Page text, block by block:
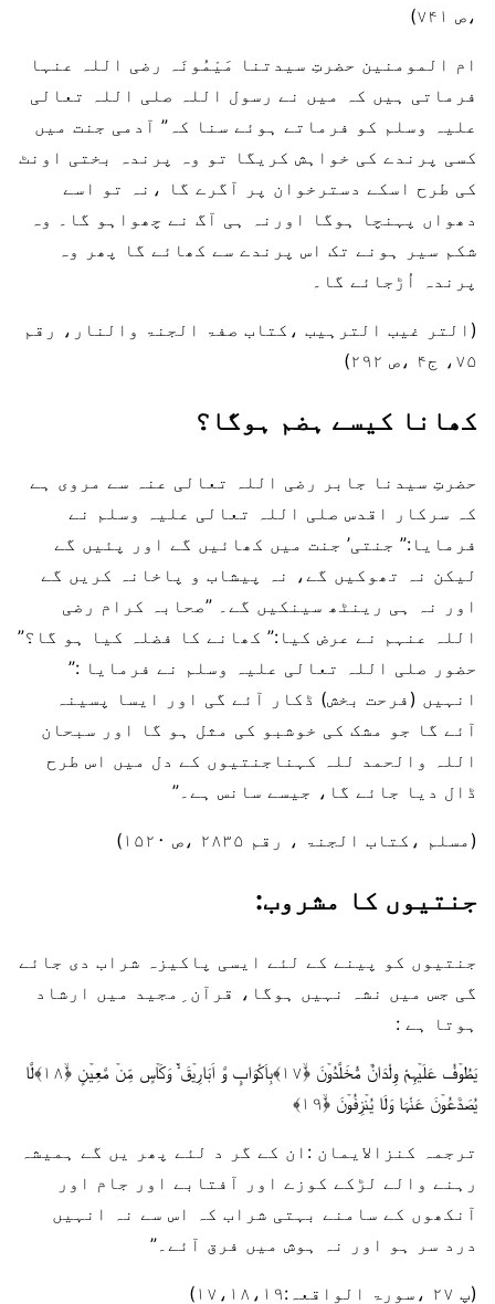
،ص ۷۴۱)
ام المومنین حضرتِ سیدتنا مَیْمُونَہ رضی اللہ عنہا
فرماتی ہیں کہ میں نے رسول اللہ صلی اللہ تعالی
علیہ وسلم کو فرماتے ہوئے سنا کہ” آدمی جنت میں
کسی پرندے کی خواہش کریگا تو وہ پرندہ بختی اونٹ
کی طرح اسکے دسترخوان پر آگرے گا ،نہ تو اسے
دھواں پہنچا ہوگا اورنہ ہی آگ نے چھواہو گا۔ وہ
شکم سیر ہونے تک اس پرندے سے کھائے گا پھر وہ
پرندہ اُڑجائے گا۔
(التر غیب الترہیب ،کتاب صفۃ الجنۃ والنار، رقم
۷۵، ج۴ ،ص ۲۹۲)
کھانا کیسے ہضم ہوگا؟
حضرتِ سیدنا جابر رضی اللہ تعالی عنہ سے مروی ہے
کہ سرکار اقدس صلی اللہ تعالی علیہ وسلم نے
فرمایا:” جنتی’ جنت میں کھائیں گے اور پئیں گے
لیکن نہ تھوکیں گے، نہ پیشاب و پاخانہ کریں گے
اور نہ ہی رینٹھ سینکیں گے۔ ”صحابہ کرام رضی
اللہ عنہم نے عرض کیا:” کھانے کا فضلہ کیا ہو گا؟”
حضور صلی اللہ تعالی علیہ وسلم نے فرمایا :”
انہیں (فرحت بخش) ڈکار آئے گی اور ایسا پسینہ
آئے گا جو مشک کی خوشبو کی مثل ہو گا اور سبحان
اللہ والحمد للہ کہناجنتیوں کے دل میں اس طرح
ڈال دیا جائے گا، جیسے سانس ہے۔”
(مسلم ،کتاب الجنۃ ، رقم ۲۸۳۵ ،ص ۱۵۲۰)
جنتیوں کا مشروب:
جنتیوں کو پینے کے لئے ایسی پاکیزہ شراب دی جائے
گی جس میں نشہ نہیں ہوگا، قرآن ِمجید میں ارشاد
ہوتا ہے :
یَطُوۡفُ عَلَیۡہِمْ وِلْدَانٌ مُّخَلَّدُوۡنَ ﴿ۙ۱۷﴾بِاَکْوَابٍ وَّ اَبَارِیۡقَ ۬ۙ وَکَاۡسٍ مِّنۡ مَّعِیۡنٍ ﴿ۙ۱۸﴾لَّا
یُصَدَّعُوۡنَ عَنْہَا وَلَا یُنۡزِفُوۡنَ ﴿ۙ۱۹﴾
ترجمہ کنزالایمان :ان کے گر د لئے پھر یں گے ہمیشہ
رہنے والے لڑکے کوزے اور آفتابے اور جام اور
آنکھوں کے سامنے بہتی شراب کہ اس سے نہ انہیں
درد سر ہو اور نہ ہوش میں فرق آئے۔”
(پ ۲۷ ،سورۃ الواقعہ:۱۷،۱۸،۱۹)